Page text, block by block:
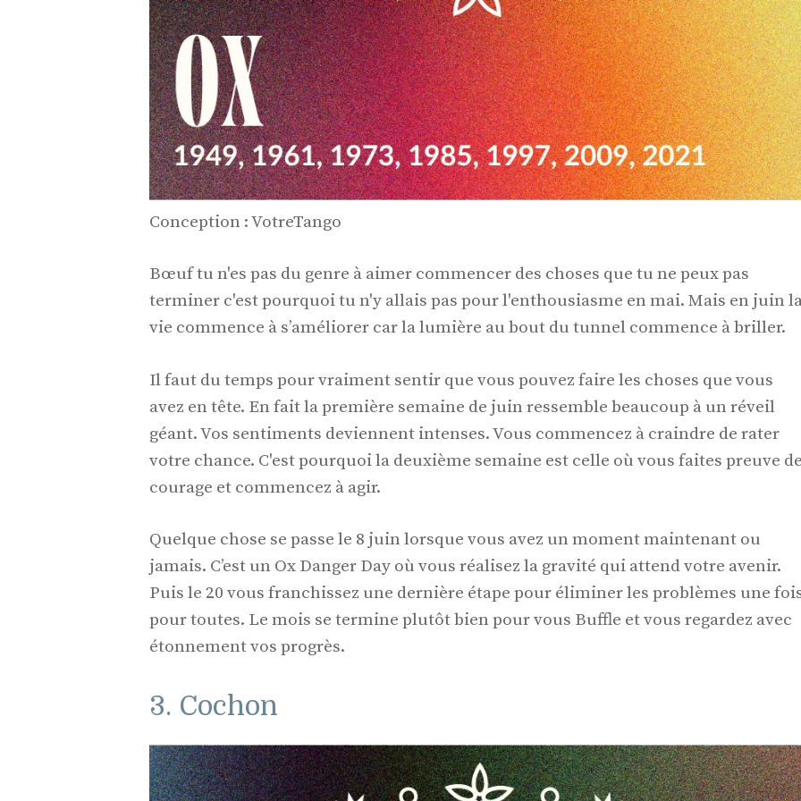
Conception : VotreTango
Bœuf tu n'es pas du genre à aimer commencer des choses que tu ne peux pas
terminer c'est pourquoi tu n'y allais pas pour l'enthousiasme en mai. Mais en juin
vie commence à s’améliorer car la lumière au bout du tunnel commence à briller.
Il faut du temps pour vraiment sentir que vous pouvez faire les choses que vous
avez en tête. En fait la première semaine de juin ressemble beaucoup à un réveil
géant. Vos sentiments deviennent intenses. Vous commencez à craindre de rater
votre chance. C'est pourquoi la deuxième semaine est celle où vous faites preuve
courage et commencez à agir.
Quelque chose se passe le 8 juin lorsque vous avez un moment maintenant ou
jamais. C’est un Ox Danger Day où vous réalisez la gravité qui attend votre avenir.
Puis le 20 vous franchissez une dernière étape pour éliminer les problèmes une
pour toutes. Le mois se termine plutôt bien pour vous Buffle et vous regardez avec
étonnement vos progrès.
3. Cochon